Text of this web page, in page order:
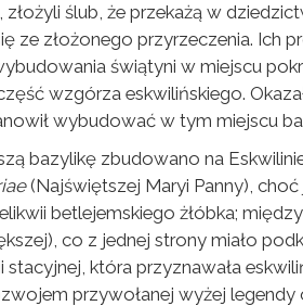
ślub, że przekażą w
złożonego przyrzeczenia. Ich
świątyni w miejscu
wzgórza eskwilińskiego.
wybudować w tym miejscu
bazylikę zbudowano na
(Najświętszej Maryi Panny),
betlejemskiego żłóbka; między
co z jednej strony miało
która przyznawała
przywołanej wyżej